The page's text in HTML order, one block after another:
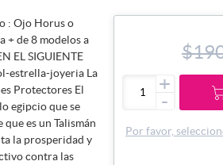
: Ojo Horus o
+ de 8 modelos a
EL SIGUIENTE
estrella-joyeria La
Protectores El
egipcio que se
es un Talismán
la prosperidad y
contra las
+
-
Por favor,